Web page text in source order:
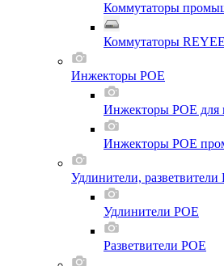
Коммутаторы
Коммутаторы REYEE
Инжекторы POE
Инжекторы POE для
Инжекторы POE
Удлинители, разветвители
Удлинители POE
Разветвители POE